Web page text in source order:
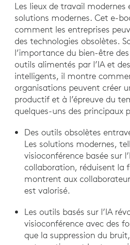
Les lieux de travail modernes
solutions modernes. Cet e-
comment les entreprises
des technologies obsolètes.
l’importance du bien-être
outils alimentés par l’IA et
intelligents, il montre
organisations peuvent créer
productif et à l’épreuve du
quelques-uns des principaux
Des outils obsolètes
Les solutions modernes,
visioconférence basée sur
collaboration, réduisent la
montrent aux
est valorisé.
Les outils basés sur l’IA
visioconférence avec des
que la suppression du